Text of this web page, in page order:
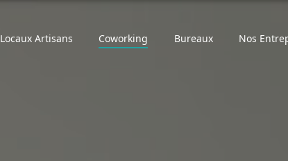
Locaux Artisans Coworking Bureaux Nos